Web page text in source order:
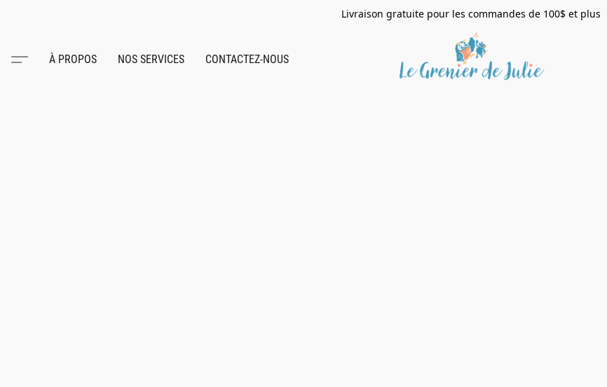
Livraison gratuite pour les commandes de 100$ et plus
À PROPOS NOS SERVICES CONTACTEZ-NOUS